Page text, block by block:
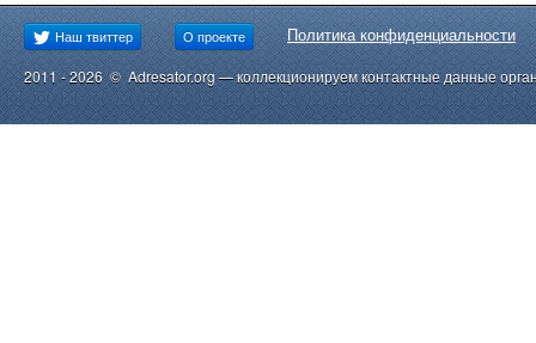
Наш твиттер О проекте Политика конфиденциальности
2011 - 2026 © Adresator.org — коллекционируем контактные данные